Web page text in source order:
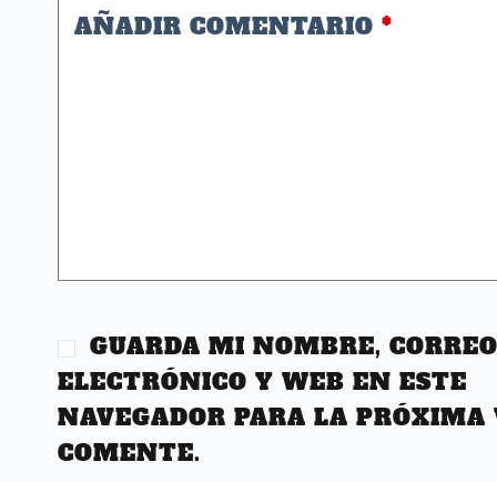
AÑADIR COMENTARIO *
GUARDA MI NOMBRE, CORREO
ELECTRÓNICO Y WEB EN ESTE
NAVEGADOR PARA LA PRÓXIMA
COMENTE.